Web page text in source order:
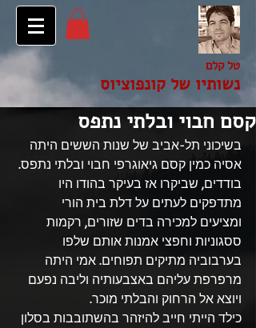
טל קלם
נשותיו של קונפוציוס
קסם חבוי ובלתי נתפס
בשיכוני תל-אביב של שנות הששים היתה
אסיה כמין קסם גיאוגרפי חבוי ובלתי נתפס.
בודדים, שביקרו אז בעיקר בהודו היו
מתדפקים לעתים על דלת בית הורי
ומציעים למכירה בדים שזורים, רקמות
ססגוניות וחפצי אמנות אותם שלפו
בערבוביה מתיקים תפוחים. אמי היתה
מרפרפת עליהם באצבעותיה וליבה נפעם
ויוצא אל הרחוק והבלתי מוכר.
כילד הייתי חייב להיזהר בהשתובבות בסלון